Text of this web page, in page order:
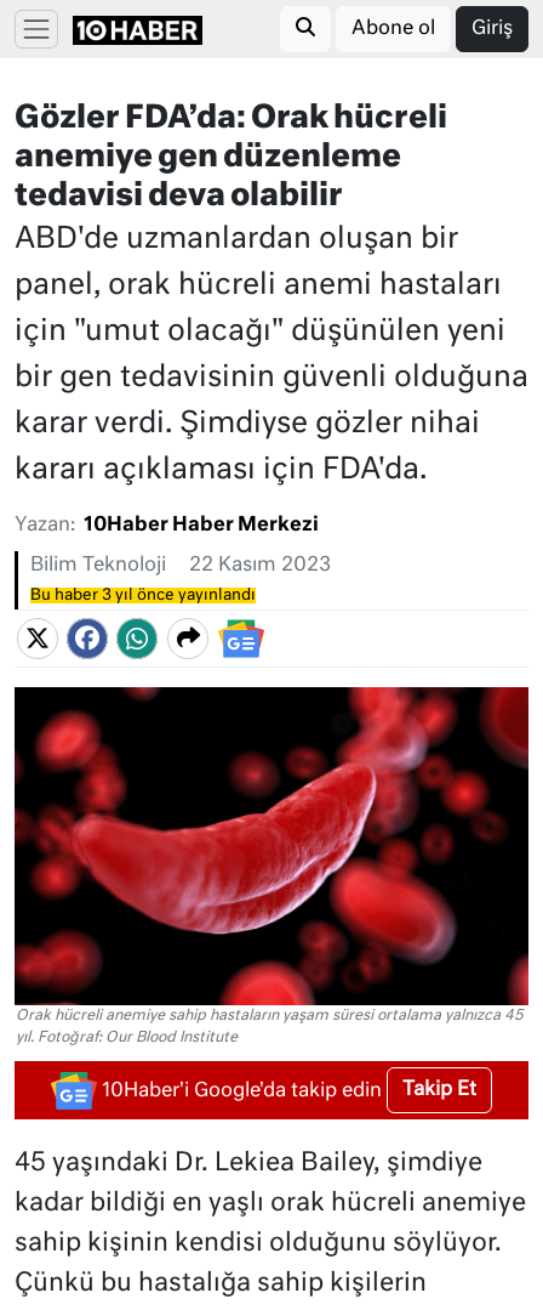
Abone ol Giriş
Gözler FDA’da: Orak hücreli
anemiye gen düzenleme
tedavisi deva olabilir
ABD'de uzmanlardan oluşan bir
panel, orak hücreli anemi hastaları
için "umut olacağı" düşünülen yeni
bir gen tedavisinin güvenli olduğuna
karar verdi. Şimdiyse gözler nihai
kararı açıklaması için FDA'da.
Yazan: 10Haber Haber Merkezi
Bilim Teknoloji 22 Kasım 2023
Bu haber 3 yıl önce yayınlandı
Orak hücreli anemiye sahip hastaların yaşam süresi ortalama yalnızca 45
yıl. Fotoğraf: Our Blood Institute
10Haber'i Google'da takip edin Takip Et
45 yaşındaki Dr. Lekiea Bailey, şimdiye
kadar bildiği en yaşlı orak hücreli anemiye
sahip kişinin kendisi olduğunu söylüyor.
Çünkü bu hastalığa sahip kişilerin